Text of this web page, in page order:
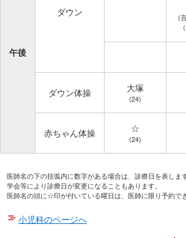
午後
ダウン
(
ダウン体操 大塚
(24)
赤ちゃん体操 ☆
(24)
医師名の下の括弧内に数字がある場合は、診療日を表します
学会等により診療日が変更になることもあります。
医師名の頭に☆印が付いている曜日は、医師に限り予約で
小児科のページへ